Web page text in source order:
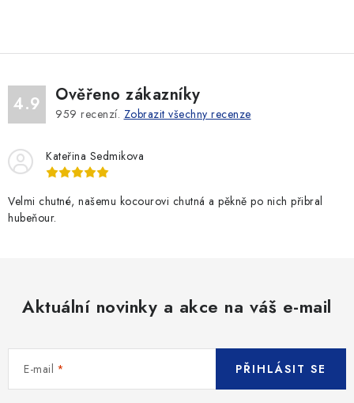
SLEVY
ZNAČKY
Ceník dopravy Kontakty
Obchodní podmínky
4.9 Ověřeno zákazníky
959 recenzí. Zobrazit všechny recenze
Kateřina Sedmikova
Velmi chutné, našemu kocourovi chutná a pěkně po nich přibral
hubeňour.
Aktuální novinky a akce na váš e-mail
E-mail PŘIHLÁSIT SE